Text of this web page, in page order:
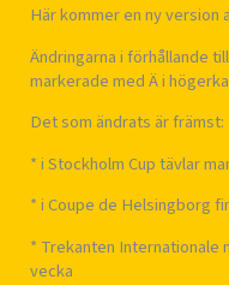
Här kommer en ny version
Ändringarna i förhållande
markerade med Ä i
Det som ändrats är främst:
* i Stockholm Cup tävlar
* i Coupe de Helsingborg
* Trekanten
vecka